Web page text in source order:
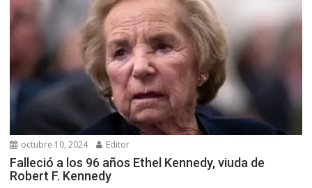
octubre 10, 2024 Editor
Falleció a los 96 años Ethel Kennedy, viuda de
Robert F. Kennedy